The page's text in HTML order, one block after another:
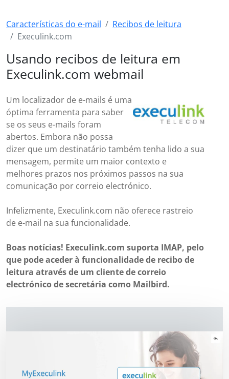
Características do e-mail
Recibos de leitura
Execulink.com
Usando recibos de leitura em
Execulink.com webmail
Um localizador de e-mails é uma
óptima ferramenta para saber
se os seus e-mails foram
abertos. Embora não possa
dizer que um destinatário também tenha lido a sua
mensagem, permite um maior contexto e
melhores prazos nos próximos passos na sua
comunicação por correio electrónico.
Infelizmente, Execulink.com não oferece rastreio
de e-mail na sua funcionalidade.
Boas notícias! Execulink.com suporta IMAP, pelo
que pode aceder à funcionalidade de recibo de
leitura através de um cliente de correio
electrónico de secretária como Mailbird.